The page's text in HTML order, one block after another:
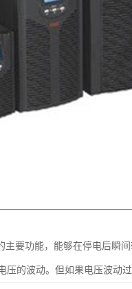
要功能，能够在停电后瞬
的波动。但如果电压波动